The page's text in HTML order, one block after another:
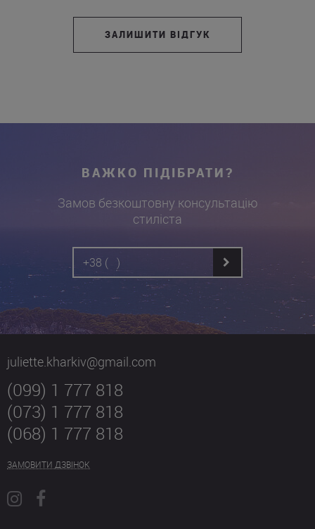
ЗАЛИШИТИ ВІДГУК
ВАЖКО ПІДІБРАТИ?
Замов безкоштовну консультацію
стиліста
juliette.kharkiv@gmail.com
(099) 1 777 818
(073) 1 777 818
(068) 1 777 818
ЗАМОВИТИ ДЗВІНОК